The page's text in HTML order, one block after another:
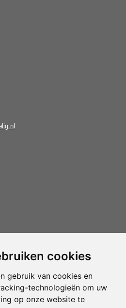
cookies
gebruik van cookies en
technologieën om uw
op onze website te
cookies voorkeuren
dat u dealgemene voorwaarden van CBW